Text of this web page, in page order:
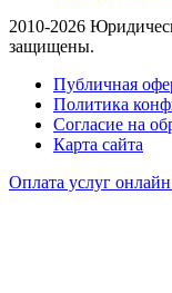
2010-2026
защищены.
Публичная
Политика
Согласие на
Карта сайта
Оплата услуг